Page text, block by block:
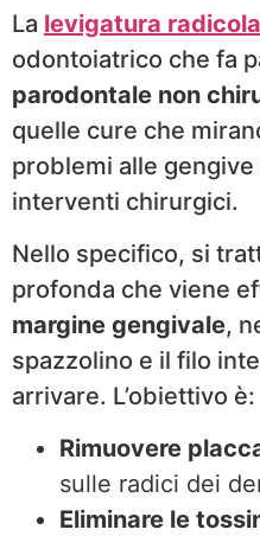
La levigatura
odontoiatrico che fa
parodontale non
quelle cure che
problemi alle
interventi chirurgici.
Nello specifico, si
profonda che viene
margine gengivale,
spazzolino e il filo
arrivare. L’obiettivo è:
Rimuovere
sulle radici dei
Eliminare le